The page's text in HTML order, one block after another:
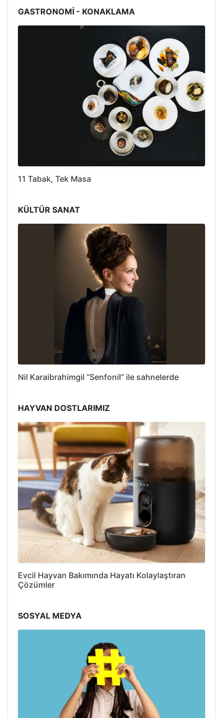
GASTRONOMİ - KONAKLAMA
11 Tabak, Tek Masa
KÜLTÜR SANAT
Nil Karaibrahimgil “Senfonil” ile sahnelerde
HAYVAN DOSTLARIMIZ
Evcil Hayvan Bakımında Hayatı Kolaylaştıran
Çözümler
SOSYAL MEDYA